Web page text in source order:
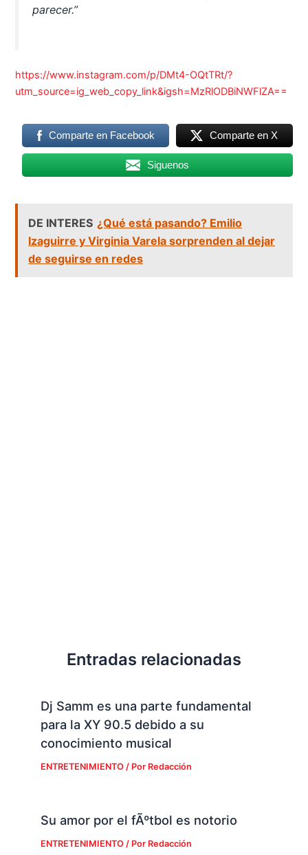
parecer.”
https://www.instagram.com/p/DMt4-OQtTRt/?
utm_source=ig_web_copy_link&igsh=MzRlODBiNWFlZA==
Comparte en Facebook Comparte en X
Siguenos
DE INTERES ¿Qué está pasando? Emilio
Izaguirre y Virginia Varela sorprenden al dejar
de seguirse en redes
Entradas relacionadas
Dj Samm es una parte fundamental
para la XY 90.5 debido a su
conocimiento musical
ENTRETENIMIENTO/ Por Redacción
Su amor por el fÃºtbol es notorio
ENTRETENIMIENTO/ Por Redacción